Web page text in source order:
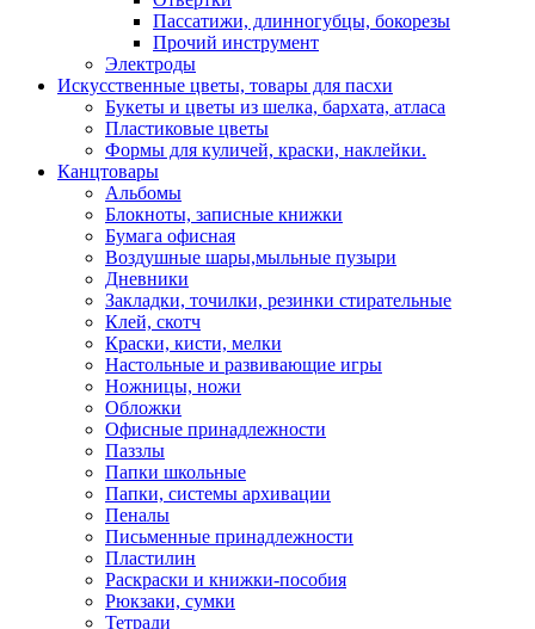
Пассатижи, длинногубцы, бокорезы
Прочий инструмент
Электроды
Искусственные цветы, товары для пасхи
Букеты и цветы из шелка, бархата, атласа
Пластиковые цветы
Формы для куличей, краски, наклейки.
Канцтовары
Альбомы
Блокноты, записные книжки
Бумага офисная
Воздушные шары,мыльные пузыри
Дневники
Закладки, точилки, резинки стирательные
Клей, скотч
Краски, кисти, мелки
Настольные и развивающие игры
Ножницы, ножи
Обложки
Офисные принадлежности
Паззлы
Папки школьные
Папки, системы архивации
Пеналы
Письменные принадлежности
Пластилин
Раскраски и книжки-пособия
Рюкзаки, сумки
Тетради